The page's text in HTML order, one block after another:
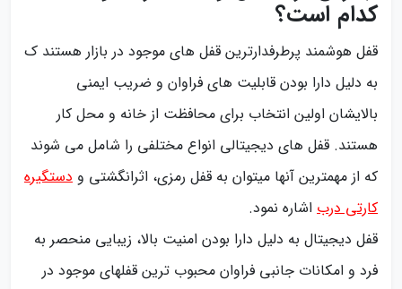
کدام است؟
قفل هوشمند پرطرفدارترین قفل های موجود در بازار هستند ک
به دلیل دارا بودن قابلیت های فراوان و ضریب ایمنی
بالایشان اولین انتخاب برای محافظت از خانه و محل کار
هستند. قفل های دیجیتالی انواع مختلفی را شامل می شوند
که از مهمترین آنها میتوان به قفل رمزی، اثرانگشتی و دستگیره
کارتی درب اشاره نمود.
قفل دیجیتال به دلیل دارا بودن امنیت بالا، زیبایی منحصر به
فرد و امکانات جانبی فراوان محبوب ترین قفلهای موجود در